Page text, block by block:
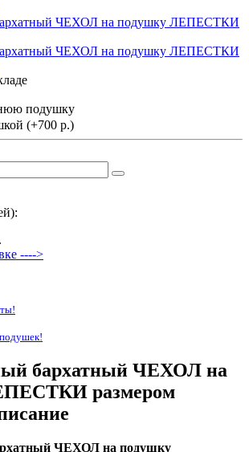
подушку
(+700 р.)
---->
бархатный ЧЕХОЛ на
размером
ЧЕХОЛ на подушку